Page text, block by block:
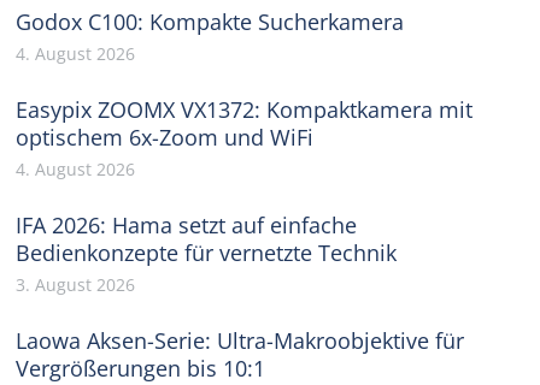
Godox C100: Kompakte Sucherkamera
4. August 2026
Easypix ZOOMX VX1372: Kompaktkamera mit
optischem 6x-Zoom und WiFi
4. August 2026
IFA 2026: Hama setzt auf einfache
Bedienkonzepte für vernetzte Technik
3. August 2026
Laowa Aksen-Serie: Ultra-Makroobjektive für
Vergrößerungen bis 10:1